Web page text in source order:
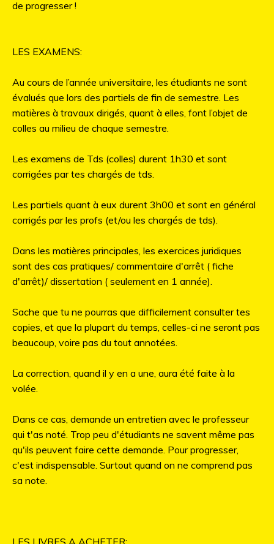
de progresser !
LES EXAMENS:
Au cours de l’année universitaire, les étudiants ne sont
évalués que lors des partiels de fin de semestre. Les
matières à travaux dirigés, quant à elles, font l’objet de
colles au milieu de chaque semestre.
Les examens de Tds (colles) durent 1h30 et sont
corrigées par tes chargés de tds.
Les partiels quant à eux durent 3h00 et sont en général
corrigés par les profs (et/ou les chargés de tds).
Dans les matières principales, les exercices juridiques
sont des cas pratiques/ commentaire d'arrêt ( fiche
d'arrêt)/ dissertation ( seulement en 1 année).
Sache que tu ne pourras que difficilement consulter tes
copies, et que la plupart du temps, celles-ci ne seront pas
beaucoup, voire pas du tout annotées.
La correction, quand il y en a une, aura été faite à la
volée.
Dans ce cas, demande un entretien avec le professeur
qui t'as noté. Trop peu d'étudiants ne savent même pas
qu'ils peuvent faire cette demande. Pour progresser,
c'est indispensable. Surtout quand on ne comprend pas
sa note.
LES LIVRES A ACHETER: